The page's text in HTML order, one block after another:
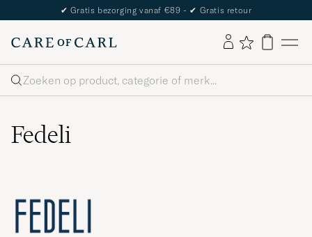
✔ Gratis bezorging vanaf €89 - ✔ Gratis retour
Zoeken
Fedeli